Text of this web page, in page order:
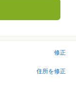
修正
住所を修正